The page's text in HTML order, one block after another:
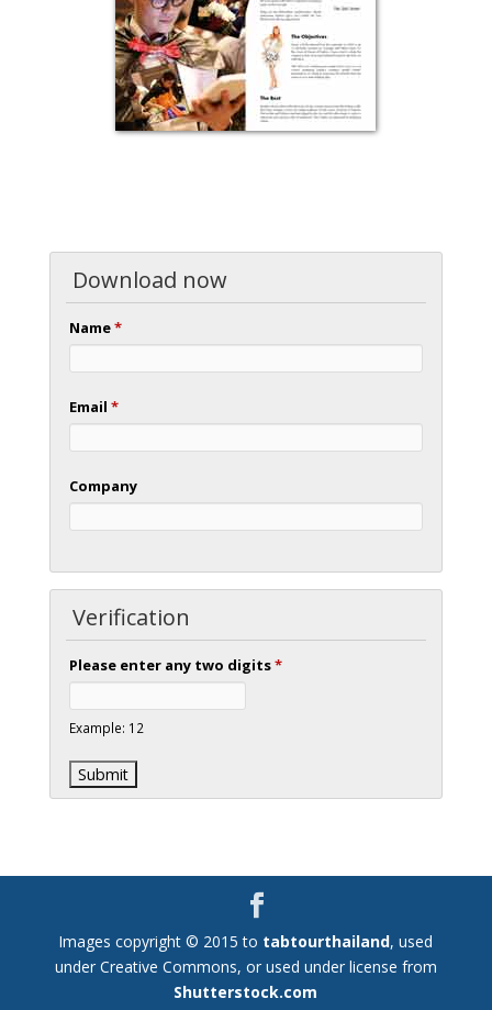
Download now
Name*
Email*
Company
Verification
Please enter any two digits*
Example: 12
Images copyright © 2015 to tabtourthailand, used
under Creative Commons, or used under license from
Shutterstock.com